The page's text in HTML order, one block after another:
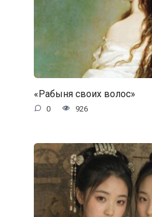
«Рабыня своих волос»
0 926